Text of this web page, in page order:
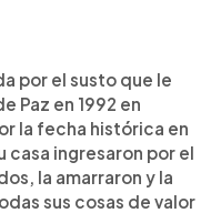
por el susto que le
Paz en 1992 en
la fecha histórica en
casa ingresaron por el
la amarraron y la
sus cosas de valor